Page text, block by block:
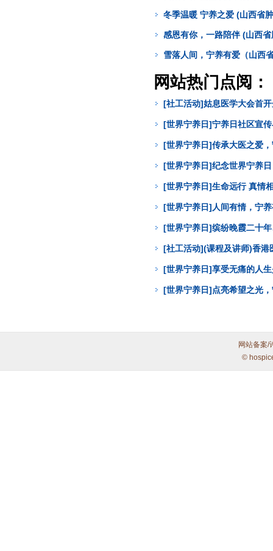
冬季温暖 宁养之爱 (山西省
感恩有你，一路陪伴 (山西
雪落人间，宁养有爱（山西
网站热门点阅：
[社工活动]姑息医学大会首
[世界宁养日]宁养日社区宣
[世界宁养日]传承大医之爱
[世界宁养日]纪念世界宁养
[世界宁养日]生命远行 真情
[世界宁养日]人间有情，宁
[世界宁养日]缤纷晚霞二十
[社工活动](课程及讲师)香
[世界宁养日]享受无痛的人
[世界宁养日]点亮希望之光
网站备案/
©